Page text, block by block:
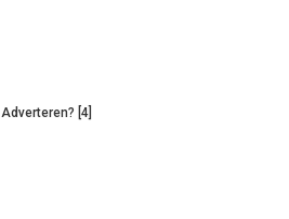
Adverteren? [4]